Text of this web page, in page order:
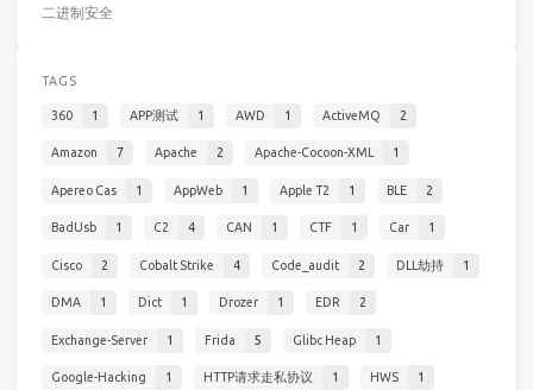
二进制安全
TAGS
360 1 APP测试 1 AWD 1 ActiveMQ 2
Amazon 7 Apache 2 Apache-Cocoon-XML 1
Apereo Cas 1 AppWeb 1 Apple T2 1 BLE 2
BadUsb 1 C2 4 CAN 1 CTF 1 Car 1
Cisco 2 Cobalt Strike 4 Code_audit 2 DLL劫持 1
DMA 1 Dict 1 Drozer 1 EDR 2
Exchange-Server 1 Frida 5 Glibc Heap 1
Google-Hacking 1 HTTP请求走私协议 1 HWS 1